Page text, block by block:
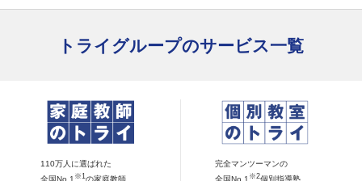
トライグループのサービス一覧
110万人に選ばれた
全国No.1 ※1 の家庭教師
完全マンツーマンの
全国No.1 ※2個別指導塾